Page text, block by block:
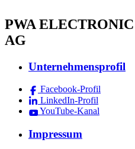
PWA
AG
Unternehmensprofil
Facebook-Profil
LinkedIn-Profil
YouTube-Kanal
Impressum